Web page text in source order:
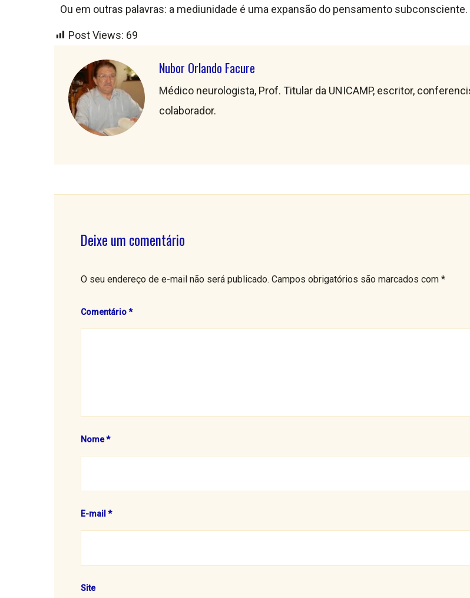
Ou em outras palavras: a mediunidade é uma expansão do pensamento subconsciente.
Post Views: 69
Nubor Orlando Facure
Médico neurologista, Prof. Titular da UNICAMP, escritor,
colaborador.
Deixe um comentário
O seu endereço de e-mail não será publicado. Campos obrigatórios são marcados com *
Comentário*
Nome*
E-mail *
Site